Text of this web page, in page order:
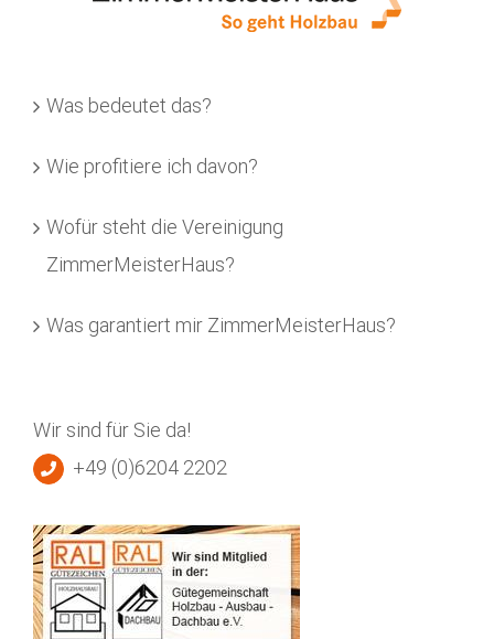
Was bedeutet das?
Wie profitiere ich davon?
Wofür steht die Vereinigung
ZimmerMeisterHaus?
Was garantiert mir ZimmerMeisterHaus?
Wir sind für Sie da!
+49 (0)6204 2202